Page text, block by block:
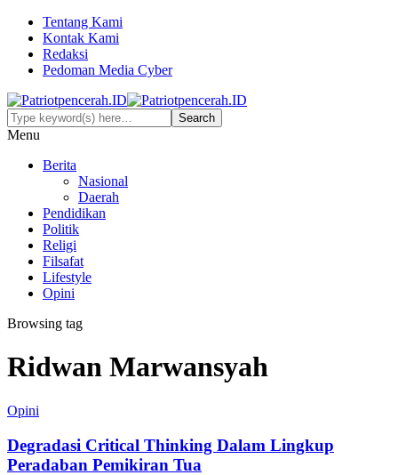
Tentang Kami
Kontak Kami
Redaksi
Pedoman Media Cyber
Menu
Berita
Nasional
Daerah
Pendidikan
Politik
Religi
Filsafat
Lifestyle
Opini
Browsing tag
Ridwan Marwansyah
Opini
Degradasi Critical Thinking Dalam Lingkup
Peradaban Pemikiran Tua